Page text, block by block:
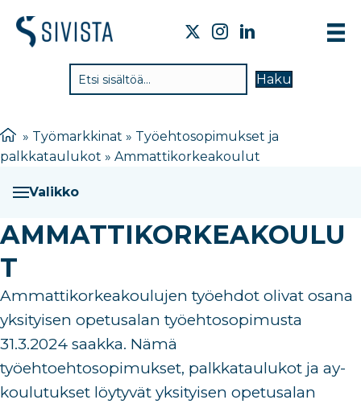
Haku
» Työmarkkinat » Työehtosopimukset ja
palkkataulukot » Ammattikorkeakoulut
Valikko
AMMATTIKORKEAKOULU
T
Ammattikorkeakoulujen työehdot olivat osana
yksityisen opetusalan työehtosopimusta
31.3.2024 saakka. Nämä
työehtoehtosopimukset, palkkataulukot ja ay-
koulutukset löytyvät yksityisen opetusalan